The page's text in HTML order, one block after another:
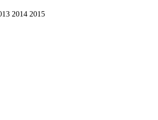
2014 2015